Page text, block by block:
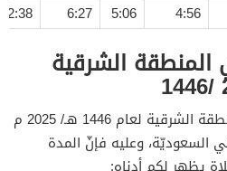
4:56
5:06
6:27
12:38
الشرقية
تُحدد مواقيت الصلاة في المنطقة الشرقية لعام 1446 هـ/ 2025 م
السعوديّة، وعليه فإنّ المدة